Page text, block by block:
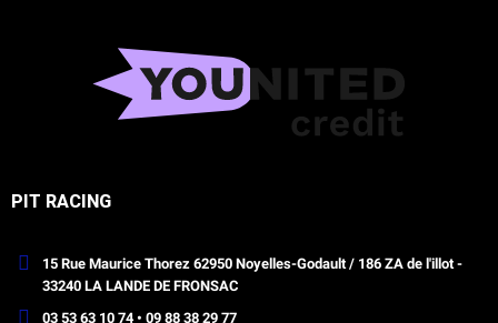
PIT RACING
15 Rue Maurice Thorez 62950 Noyelles-Godault / 186 ZA de l'illot -
33240 LA LANDE DE FRONSAC
03 53 63 10 74 • 09 88 38 29 77